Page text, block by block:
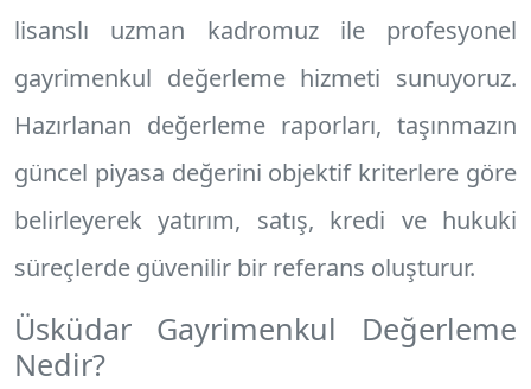
lisanslı uzman kadromuz ile profesyonel
gayrimenkul değerleme hizmeti sunuyoruz.
Hazırlanan değerleme raporları, taşınmazın
güncel piyasa değerini objektif kriterlere göre
belirleyerek yatırım, satış, kredi ve hukuki
süreçlerde güvenilir bir referans oluşturur.
Üsküdar Gayrimenkul Değerleme
Nedir?